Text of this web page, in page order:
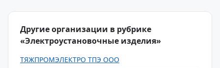
Другие организации в рубрике
«Электроустановочные изделия»
ТЯЖПРОМЭЛЕКТРО ТПЭ ООО